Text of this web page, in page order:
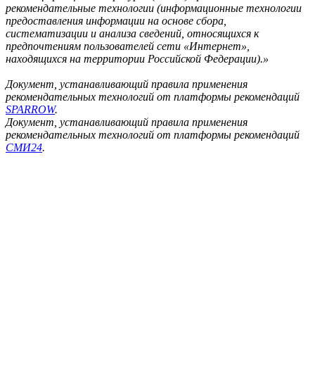
рекомендательные технологии (информационные технологии
предоставления информации на основе сбора,
систематизации и анализа сведений, относящихся к
предпочтениям пользователей сети «Интернет»,
находящихся на территории Российской Федерации).»
Документ, устанавливающий правила применения
рекомендательных технологий от платформы рекомендаций
SPARROW.
Документ, устанавливающий правила применения
рекомендательных технологий от платформы рекомендаций
СМИ24.